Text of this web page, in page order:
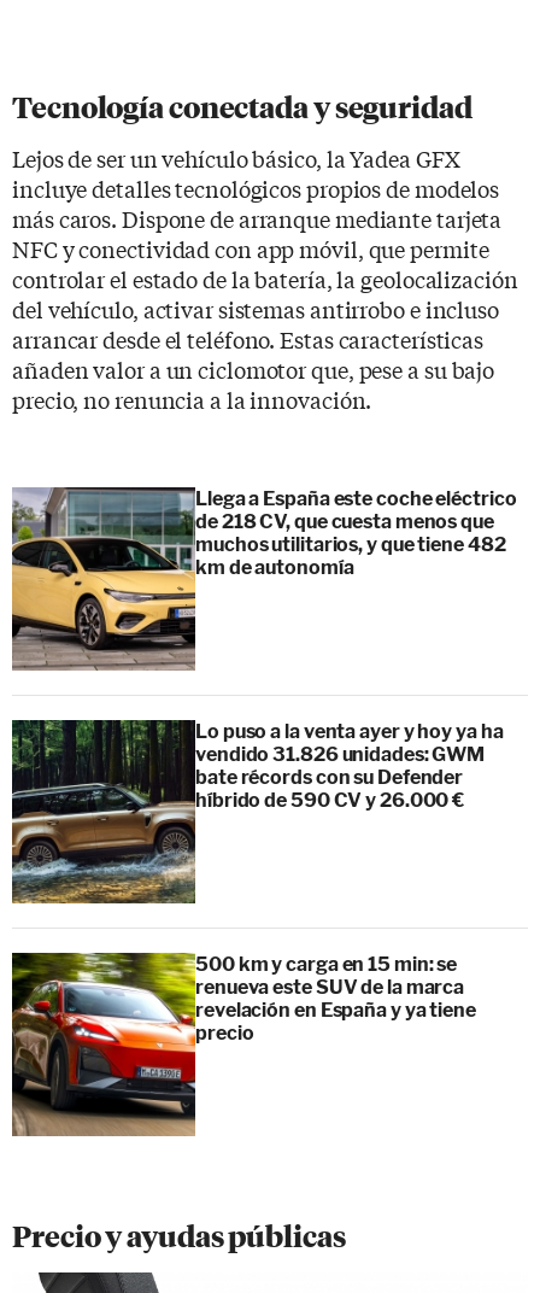
Tecnología conectada y seguridad
Lejos de ser un vehículo básico, la Yadea GFX
incluye detalles tecnológicos propios de modelos
más caros. Dispone de arranque mediante tarjeta
NFC y conectividad con app móvil, que permite
controlar el estado de la batería, la geolocalización
del vehículo, activar sistemas antirrobo e incluso
arrancar desde el teléfono. Estas características
añaden valor a un ciclomotor que, pese a su bajo
precio, no renuncia a la innovación.
Llega a España este coche eléctrico
de 218 CV, que cuesta menos que
muchos utilitarios, y que tiene 482
km de autonomía
Lo puso a la venta ayer y hoy ya ha
vendido 31.826 unidades: GWM
bate récords con su Defender
híbrido de 590 CV y 26.000 €
500 km y carga en 15 min: se
renueva este SUV de la marca
revelación en España y ya tiene
precio
Precio y ayudas públicas